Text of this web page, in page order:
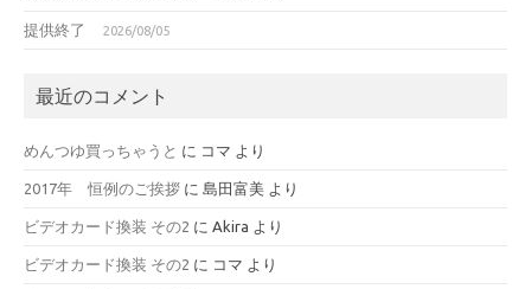
提供終了 2026/08/05
最近のコメント
めんつゆ買っちゃうと に コマ より
2017年 恒例のご挨拶 に 島田富美 より
ビデオカード換装 その2 に Akira より
ビデオカード換装 その2 に コマ より